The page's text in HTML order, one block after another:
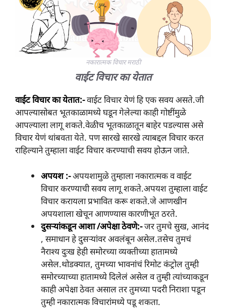
नकारात्मक विचार मराठी
वाईट विचार का येतात
वाईट विचार का येतात:-वाईट विचार येणं हि एक सवय असते.जी
आपल्यासोबत भूतकाळामध्ये घडून गेलेल्या काही गोष्टींमुळे
आपल्याला लागू शकते.वेळीच भूतकाळातून बाहेर पडल्यास असे
विचार येणं थांबवता येते. पण सारखे सारखे त्याबद्दल विचार करत
राहिल्याने तुम्हाला वाईट विचार करण्याची सवय होऊन जाते.
अपयश :-अपयशामुळे तुम्हाला नकारात्मक व वाईट
विचार करण्याची सवय लागू शकते.अपयश तुम्हाला वाईट
विचार करायला प्रभावित करू शकते.जे आणखीन
अपयशाला खेचून आणण्यास कारणीभूत ठरते.
दुसऱ्यांकडून आशा /अपेक्षा ठेवणे:-जर तुमचे सुख, आनंद
, समाधान हे दुसऱ्यांवर अवलंबून असेल.तसेच तुमचं
नैराश्य दुःख हेही समोरच्या व्यक्तीच्या हातामध्ये
असेल.थोडक्यात, तुमच्या भावनांचं रिमोट कंट्रोल तुम्ही
समोरच्याच्या हातामध्ये दिलेलं असेल व तुम्ही त्यांच्याकडून
काही अपेक्षा ठेवत असाल तर तुमच्या पदरी निराशा पडून
तुम्ही नकारात्मक विचारांमध्ये पडू शकता.